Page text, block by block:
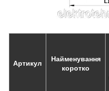
Артикул
Найменування
коротко